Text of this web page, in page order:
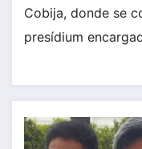
Cobija, donde se
presídium